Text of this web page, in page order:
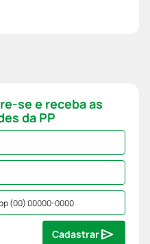
se e receba as
da PP
Cadastrar